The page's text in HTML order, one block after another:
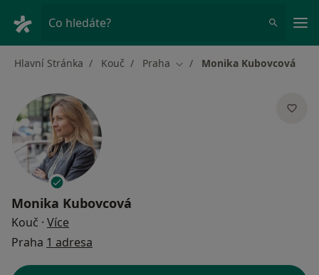
Co hledáte?
Hlavní Stránka Kouč Praha Změna města
Monika Kubovcová
Monika Kubovcová
Kouč · Více
Praha 1 adresa